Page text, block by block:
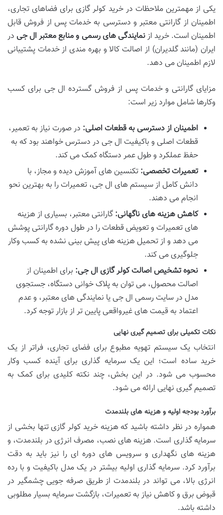
یکی از مهمترین ملاحظات در خرید کولر گازی برای فضاهای تجاری،
اطمینان از گارانتی معتبر و دسترسی به خدمات پس از فروش قابل
اطمینان است. خرید ازنمایندگی های رسمی و منابع معتبر ال جی در
ایران (مانند گلدیران) از اصالت کالا و بهره مندی از خدمات پشتیبانی
لازم اطمینان می دهد.
مزایای گارانتی و خدمات پس از فروش گسترده ال جی برای کسب
وکارها شامل موارد زیر است:
اطمینان از دسترسی به قطعات اصلی: در صورت نیاز به تعمیر،
قطعات اصلی و باکیفیت ال جی در دسترس خواهند بود که به
حفظ عملکرد و طول عمر دستگاه کمک می کند.
تعمیرات تخصصی: تکنسین های آموزش دیده و مجاز، با
دانش کامل از سیستم های ال جی، تعمیرات را به بهترین نحو
انجام می دهند.
کاهش هزینه های ناگهانی: گارانتی معتبر، بسیاری از هزینه
های تعمیرات و تعویض قطعات را در طول دوره گارانتی پوشش
می دهد و از تحمیل هزینه های پیش بینی نشده به کسب وکار
جلوگیری می کند.
نحوه تشخیص اصالت کولر گازی ال جی: برای اطمینان از
اصالت محصول، می توان به پلاک خوانی دستگاه، جستجوی
مدل در سایت رسمی ال جی یا نمایندگی های معتبر، و عدم
اعتماد به قیمت های غیرواقعی پایین تر از بازار توجه کرد.
نکات تکمیلی برای تصمیم گیری نهایی
انتخاب یک سیستم تهویه مطبوع برای فضای تجاری، فراتر از یک
خرید ساده است؛ این یک سرمایه گذاری برای آینده کسب وکار
محسوب می شود. در این بخش، چند نکته کلیدی برای کمک به
تصمیم گیری نهایی ارائه می شود.
برآورد بودجه اولیه و هزینه های بلندمدت
همواره در نظر داشته باشید که هزینه خرید کولر گازی تنها بخشی از
سرمایه گذاری است. هزینه های نصب، مصرف انرژی در بلندمدت، و
هزینه های نگهداری و سرویس های دوره ای را نیز باید به دقت
برآورد کرد. سرمایه گذاری اولیه بیشتر در یک مدل باکیفیت و با رده
انرژی بالا، می تواند در بلندمدت از طریق صرفه جویی چشمگیر در
قبوض برق و کاهش نیاز به تعمیرات، بازگشت سرمایه بسیار مطلوبی
داشته باشد.